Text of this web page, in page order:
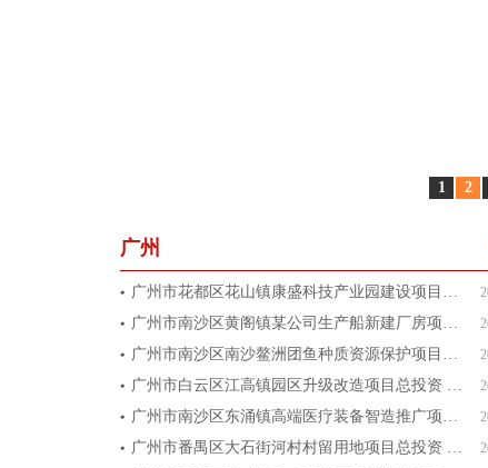
1 2
广州
广州市花都区花山镇康盛科技产业园建设项目总投资 15000万
广州市南沙区黄阁镇某公司生产船新建厂房项目总投资 80000
广州市南沙区南沙鳌洲团鱼种质资源保护项目基地项目总投资 90
广州市白云区江高镇园区升级改造项目总投资 9000万元
广州市南沙区东涌镇高端医疗装备智造推广项目总投资 8000万
广州市番禺区大石街河村村留用地项目总投资 6000万元